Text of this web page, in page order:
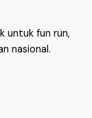
untuk fun run,
nasional.